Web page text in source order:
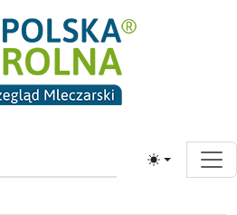
Toggle theme